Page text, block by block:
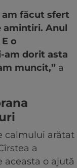
am făcut sfert
amintiri. Anul
o
am dorit asta
muncit,” a
calmului arătat
a
o ajută